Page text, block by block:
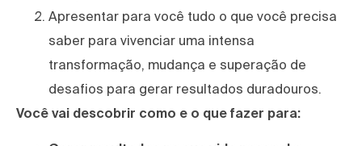
Apresentar para você tudo o que você precisa
saber para vivenciar uma intensa
transformação, mudança e superação de
desafios para gerar resultados duradouros.
Você vai descobrir como e o que fazer para: